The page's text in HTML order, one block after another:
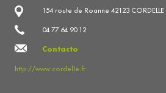
154 route de Roanne 42123 CORDELLE
04 77 64 90 12
Contacto
http://www.cordelle.fr